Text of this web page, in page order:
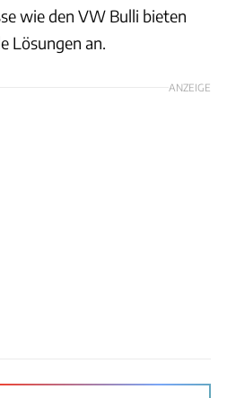
wie den VW Bulli bieten
Lösungen an.
ANZEIGE